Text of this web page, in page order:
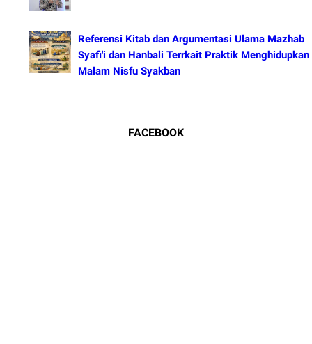
Referensi Kitab dan Argumentasi Ulama Mazhab
Syafi'i dan Hanbali Terrkait Praktik Menghidupkan
Malam Nisfu Syakban
FACEBOOK